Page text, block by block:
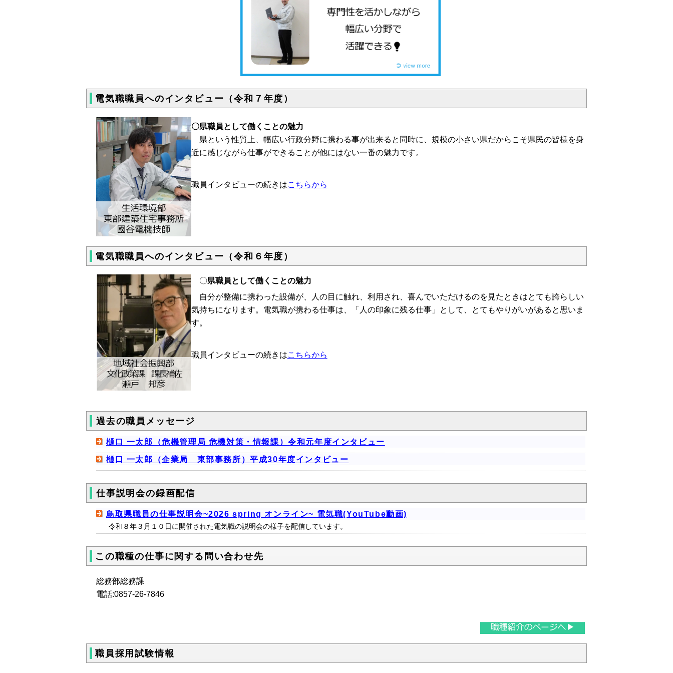
電気職職員へのインタビュー（令和７年度）
〇県職員として働くことの魅力
県という性質上、幅広い行政分野に携わる事が出来ると同時に、規模の小さい県だからこそ県民の皆様を身
近に感じながら仕事ができることが他にはない一番の魅力です。
職員インタビューの続きはこちらから
電気職職員へのインタビュー（令和６年度）
〇県職員として働くことの魅力
自分が整備に携わった設備が、人の目に触れ、利用され、喜んでいただけるのを見たときはとても誇らしい
気持ちになります。電気職が携わる仕事は、「人の印象に残る仕事」として、とてもやりがいがあると思いま
す。
職員インタビューの続きはこちらから
過去の職員メッセージ
樋口 一太郎（危機管理局 危機対策・情報課）令和元年度インタビュー
樋口 一太郎（企業局 東部事務所）平成30年度インタビュー
仕事説明会の録画配信
鳥取県職員の仕事説明会~2026 spring オンライン~ 電気職(YouTube動画)
令和８年３月１０日に開催された電気職の説明会の様子を配信しています。
この職種の仕事に関する問い合わせ先
総務部総務課
電話:0857-26-7846
職員採用試験情報